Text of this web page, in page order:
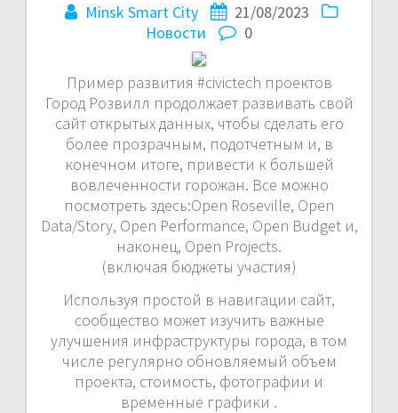
Minsk Smart City
21/08/2023
Новости
0
Пример развития #civictech проектов
Город Розвилл продолжает развивать свой
сайт открытых данных, чтобы сделать его
более прозрачным, подотчетным и, в
конечном итоге, привести к большей
вовлеченности горожан. Все можно
посмотреть здесь:Open Roseville, Open
Data/Story, Open Performance, Open Budget и,
наконец, Open Projects.
(включая бюджеты участия)
Используя простой в навигации сайт,
сообщество может изучить важные
улучшения инфраструктуры города, в том
числе регулярно обновляемый объем
проекта, стоимость, фотографии и
временные графики .